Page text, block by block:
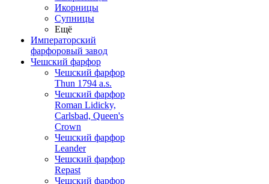
Икорницы
Супницы
Ещё
Императорский
фарфоровый завод
Чешский фарфор
Чешский фарфор
Thun 1794 a.s.
Чешский фарфор
Roman Lidicky,
Carlsbad, Queen's
Crown
Чешский фарфор
Leander
Чешский фарфор
Repast
Чешский фарфор